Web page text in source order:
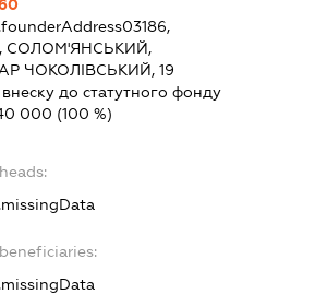
03186,
СОЛОМ'ЯНСЬКИЙ,
ЧОКОЛІВСЬКИЙ, 19
внеску до статутного фонду
000 (100 %)